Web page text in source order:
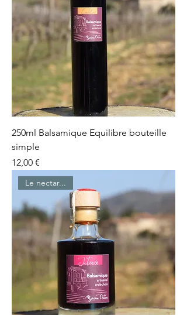
250ml Balsamique Equilibre bouteille
simple
Prix
12,00 €
Le nectar...